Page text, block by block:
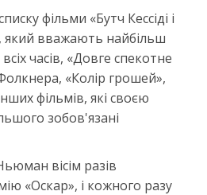
фільми «Бутч Кессіді і
який вважають найбільш
часів, «Довге спекотне
«Колір грошей»,
фільмів, які своєю
зобов'язані
вісім разів
«Оскар», і кожного разу